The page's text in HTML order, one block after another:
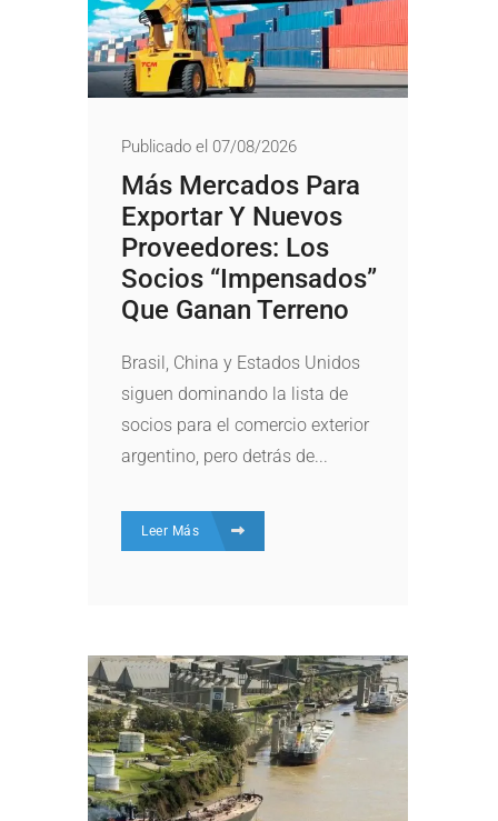
Publicado el 07/08/2026
Más Mercados Para
Exportar Y Nuevos
Proveedores: Los
Socios “impensados”
Que Ganan Terreno
Brasil, China y Estados Unidos
siguen dominando la lista de
socios para el comercio exterior
argentino, pero detrás de...
Leer Más